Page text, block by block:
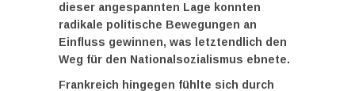
dieser angespannten Lage konnten
radikale politische Bewegungen an
Einfluss gewinnen, was letztendlich den
Weg für den Nationalsozialismus ebnete.
Frankreich hingegen fühlte sich durch